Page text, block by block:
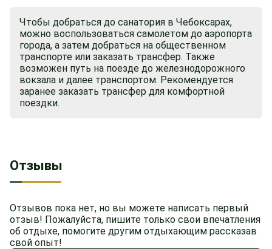
Чтобы добраться до санатория в Чебоксарах,
можно воспользоваться самолетом до аэропорта
города, а затем добраться на общественном
транспорте или заказать трансфер. Также
возможен путь на поезде до железнодорожного
вокзала и далее транспортом. Рекомендуется
заранее заказать трансфер для комфортной
поездки.
Отзывы
Отзывов пока нет, но вы можете написать первый
отзыв! Пожалуйста, пишите только свои впечатления
об отдыхе, помогите другим отдыхающим рассказав
свой опыт!